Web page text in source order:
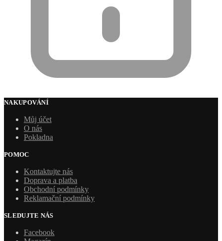
NAKUPOVÁNÍ
Můj účet
O nás
Pokladna
POMOC
Kontaktujte nás
Doprava a platba
Obchodní podmínky
Reklamační podmínky
SLEDUJTE NÁS
Facebook